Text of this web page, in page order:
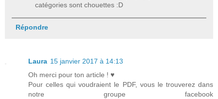
catégories sont chouettes :D
Répondre
Laura 15 janvier 2017 à 14:13
Oh merci pour ton article ! ♥
Pour celles qui voudraient le PDF, vous le trouverez dans
notre groupe facebook